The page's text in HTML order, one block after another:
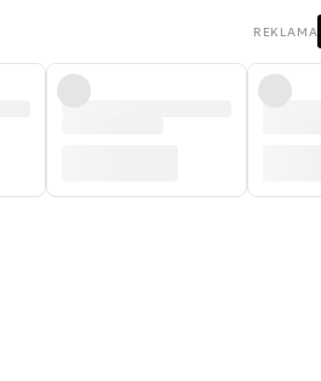
REKLAMA